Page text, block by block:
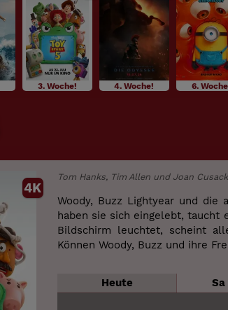
3. Woche! 4. Woche! 6.
4K
Tom Hanks, Tim Allen und Joan
Woody, Buzz Lightyear und die
haben sie sich eingelebt, taucht
Bildschirm leuchtet, scheint
Können Woody, Buzz und ihre
Heute Sa